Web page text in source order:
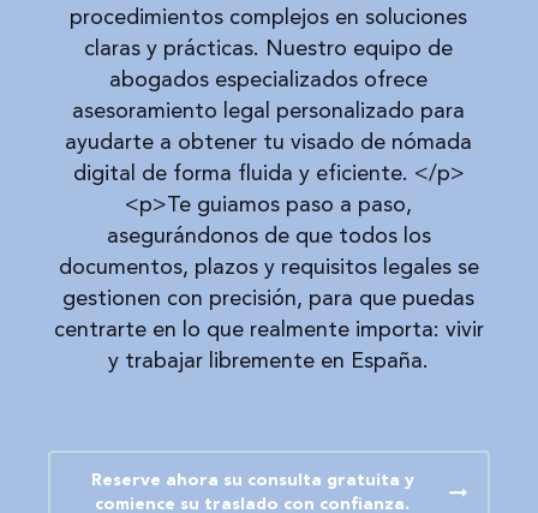
procedimientos complejos en soluciones
claras y prácticas. Nuestro equipo de
abogados especializados ofrece
asesoramiento legal personalizado para
ayudarte a obtener tu visado de nómada
digital de forma fluida y eficiente. </p>
<p>Te guiamos paso a paso,
asegurándonos de que todos los
documentos, plazos y requisitos legales se
gestionen con precisión, para que puedas
centrarte en lo que realmente importa: vivir
y trabajar libremente en España.
Reserve ahora su consulta gratuita y
comience su traslado con confianza.